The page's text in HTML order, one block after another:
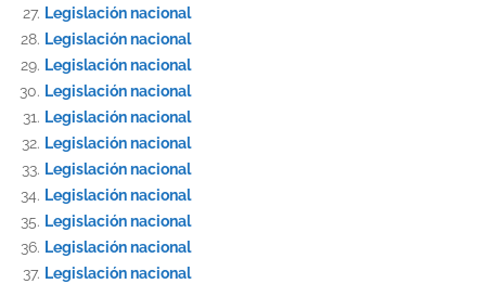
Legislación nacional
Legislación nacional
Legislación nacional
Legislación nacional
Legislación nacional
Legislación nacional
Legislación nacional
Legislación nacional
Legislación nacional
Legislación nacional
Legislación nacional